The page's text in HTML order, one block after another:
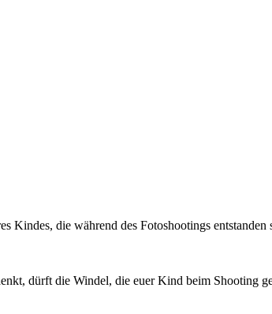
die während des Fotoshootings
dürft die Windel, die euer Kind beim Shooting